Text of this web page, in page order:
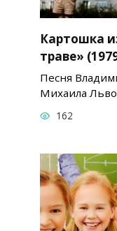
Картошка
траве»
Песня
Михаила
162